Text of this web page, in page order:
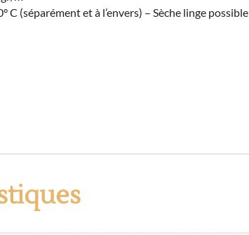
C (séparément et à l’envers) – Sèche linge possible